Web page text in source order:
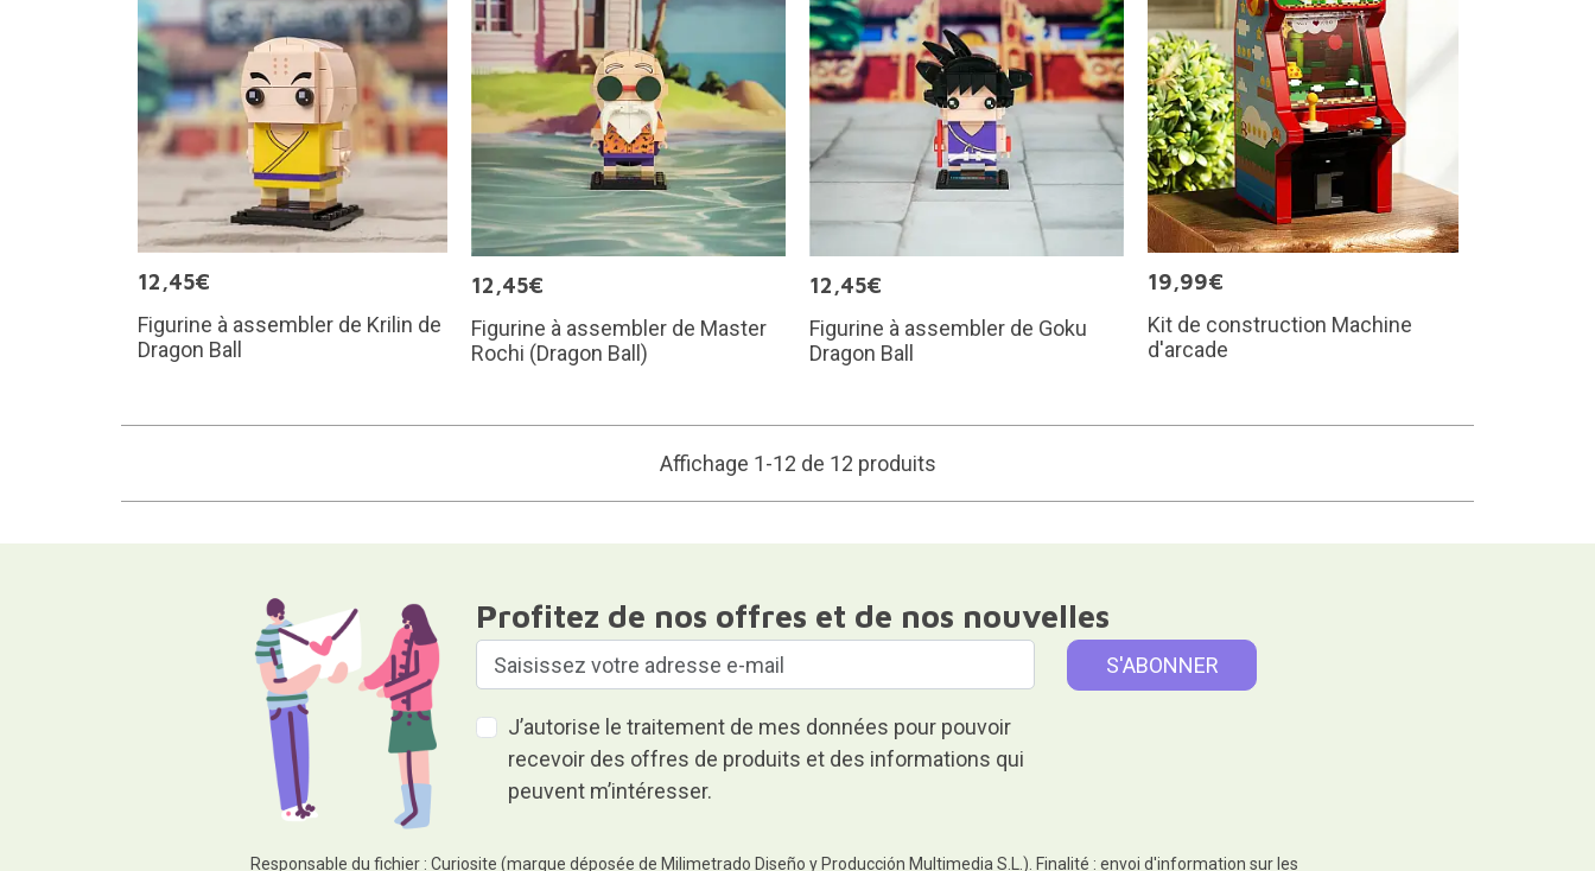
12,45€
Figurine à assembler de Krilin de
Dragon Ball
12,45€
Figurine à assembler de Master
Rochi (Dragon Ball)
12,45€
Figurine à assembler de Goku
Dragon Ball
19,99€
Kit de construction Machine
d'arcade
Affichage 1-12 de 12 produits
Profitez de nos offres et de nos nouvelles
J’autorise le traitement de mes données pour pouvoir
recevoir des offres de produits et des informations qui
peuvent m’intéresser.
Responsable du fichier : Curiosite (marque déposée de Milimetrado Diseño y Producción Multimedia S.L.). Finalité : envoi d'information sur les